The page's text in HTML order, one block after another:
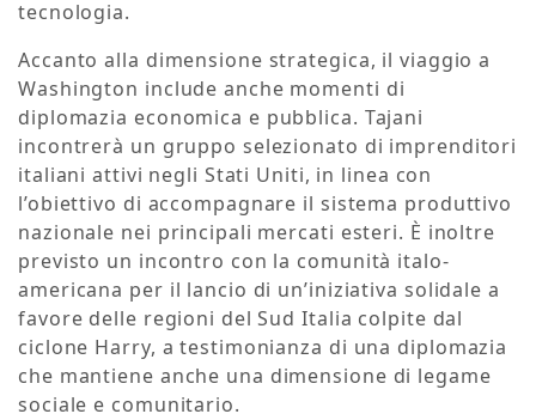
tecnologia.
Accanto alla dimensione strategica, il viaggio a
Washington include anche momenti di
diplomazia economica e pubblica. Tajani
incontrerà un gruppo selezionato di imprenditori
italiani attivi negli Stati Uniti, in linea con
l’obiettivo di accompagnare il sistema produttivo
nazionale nei principali mercati esteri. È inoltre
previsto un incontro con la comunità italo-
americana per il lancio di un’iniziativa solidale a
favore delle regioni del Sud Italia colpite dal
ciclone Harry, a testimonianza di una diplomazia
che mantiene anche una dimensione di legame
sociale e comunitario.